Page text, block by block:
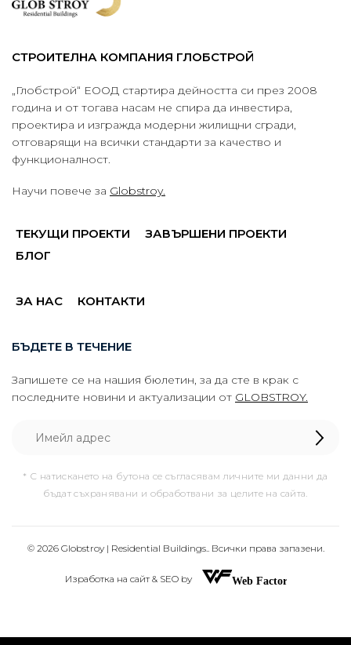
СТРОИТЕЛНА КОМПАНИЯ ГЛОБСТРОЙ
„Глобстрой“ ЕООД стартира дейността си през 2008
година и от тогава насам не спира да инвестира,
проектира и изгражда модерни жилищни сгради,
отговарящи на всички стандарти за качество и
функционалност.
Научи повече за Globstroy.
ТЕКУЩИ ПРОЕКТИ
ЗАВЪРШЕНИ ПРОЕКТИ
БЛОГ
ЗА НАС КОНТАКТИ
БЪДЕТЕ В ТЕЧЕНИЕ
Запишете се на нашия бюлетин, за да сте в крак с
последните новини и актуализации от GLOBSTROY.
* С натискането на бутона се съгласявам личните ми данни да
бъдат съхранявани и обработвани за целите на сайта.
© 2026 Globstroy | Residential Buildings.. Всички права запазени.
Изработка на сайт & SEO by